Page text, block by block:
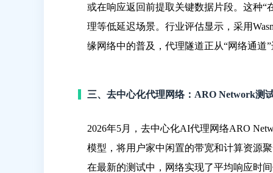
或在响应返回前提取关键数据片段。这种
理等低延迟场景。行业评估显示，采用
缘网络中的普及，代理隧道正从“网络通道
三、去中心化代理网络：ARO Network测
2026年5月，去中心化AI代理网络ARO
模型，将用户家中闲置的带宽和计算资源
在最新的测试中，网络实现了平均响应时